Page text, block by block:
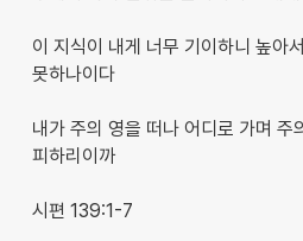
이 지식이 내게 너무 기이하니 높아
못하나이다
내가 주의 영을 떠나 어디로 가며 주
피하리이까
시편 139:1-7